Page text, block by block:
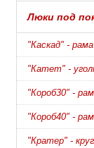
Люки под
"Каскад" -
"Катет" -
"Короб30" -
"Короб40" -
"Кратер" -